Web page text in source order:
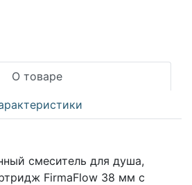
О товаре
смеситель для душа,
FirmaFlow 38 мм с